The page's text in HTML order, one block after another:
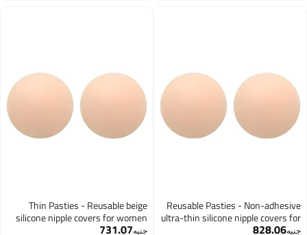
Reusable Pasties - Non-
ultra-thin silicone nipple
women in natural
Thin Pasties - Reusable beige
silicone nipple covers for women
with non-adhesive backing,
731.07